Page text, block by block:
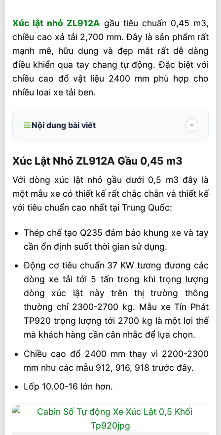
Xúc lật nhỏ ZL912A gầu tiêu chuẩn 0,45 m3,
chiều cao xả tải 2,700 mm. Đây là sản phẩm rất
mạnh mẽ, hữu dụng và đẹp mắt rất dễ dàng
điều khiển qua tay chang tự động. Đặc biệt với
chiều cao đổ vật liệu 2400 mm phù hợp cho
nhiều loai xe tải ben.
Nội dung bài viết
Ứng Dụng Chính Của Xúc Lật Nhỏ Zl912A
Thông Số Cơ Bản Xe Zl912A
Ưu Điểm Xúc Lật Zl912A ! Nhanh Nhất Và
Mạnh Mẽ Nhất
Ưu điểm về cấu tạo
Ưu điểm về sức nâng
Ưu điểm về ứng dụng
Những Nâng Cấp Của Zl912A So Với 912 !
Đã Khỏe Lại Khỏe Và Đẹp Hơn
Thông số kỹ thuật xúc lật nhỏ 0,5 m3 số
tự động
Liên hệ đại lý gần nhất để được tư vấn và
bảo hành sản phẩm chính hãng
Video sản phẩm tại đây
Xúc Lật Nhỏ ZL912A Gầu 0,45 m3
Với dòng xúc lật nhỏ gầu dưới 0,5 m3 đây là
một mẫu xe có thiết kế rất chắc chắn và thiết kế
với tiêu chuẩn cao nhất tại Trung Quốc:
Thép chế tạo Q235 đảm bảo khung xe và tay
cần ổn định suốt thời gian sử dụng.
Động cơ tiêu chuẩn 37 KW tương đương các
dòng xe tải tới 5 tấn trong khi trọng lượng
dòng xúc lật này trên thị trường thông
thường chỉ 2300-2700 kg. Mẫu xe Tín Phát
TP920 trọng lượng tới 2700 kg là một lợi thế
mà khách hàng cần cân nhắc để lựa chọn.
Chiều cao đổ 2400 mm thay vì 2200-2300
mm như các mẫu 912, 916, 918 trước đây.
Lốp 10.00-16 lớn hơn.